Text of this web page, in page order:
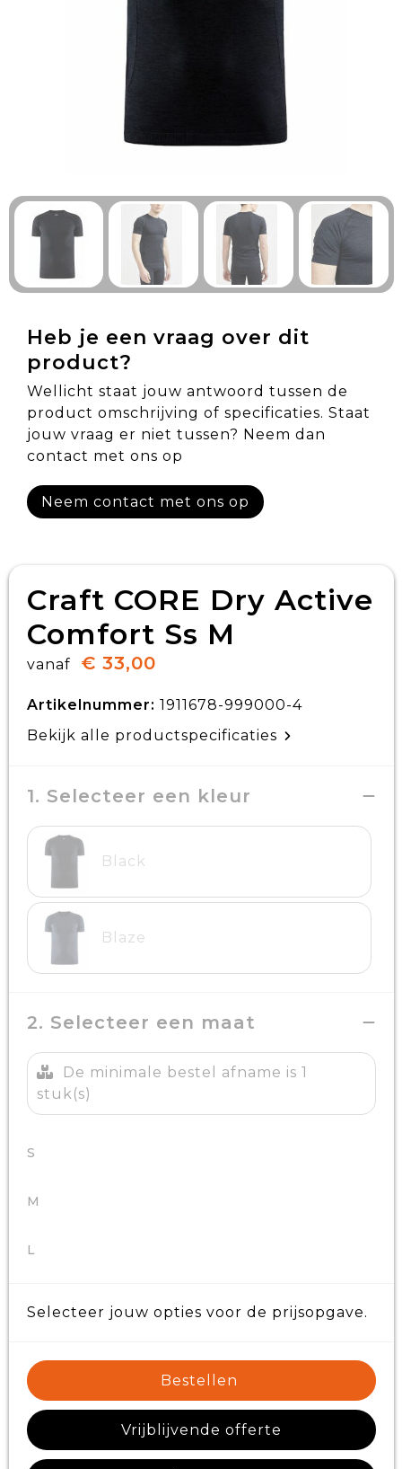
Outdoor & Vrije tijd
Pennen & Schrijfwaren
Tassen & Reizen
Gezondheid & Welzijn
Eten & Drinken
Heb je een vraag over dit
product?
Wellicht staat jouw antwoord tussen de
product omschrijving of specificaties. Staat
jouw vraag er niet tussen? Neem dan
contact met ons op
Neem contact met ons op
Craft CORE Dry Active
Comfort Ss M
vanaf € 33,00
Artikelnummer: 1911678-999000-4
Bekijk alle productspecificaties
1. Selecteer een kleur
Black
Blaze
2. Selecteer een maat
De minimale bestel afname is 1
stuk(s)
S
M
L
Selecteer jouw opties voor de prijsopgave.
Bestellen
Vrijblijvende offerte